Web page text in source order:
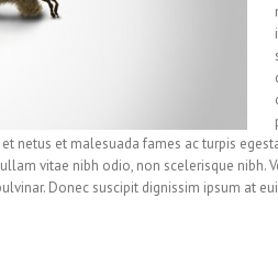
netus et malesuada fames ac turpis
vitae nibh odio, non scelerisque nibh.
Donec suscipit dignissim ipsum at